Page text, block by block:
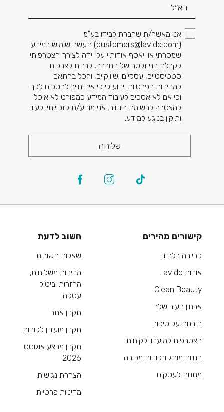
אני מאשר/ת שחברת לבידו בע"מ
(
customers@lavido.com) תעשה שימוש במידע
שמסרתי או ייאסף אודותיי על-ידה לצורך הצטרפותי
לקבלת הניוזלטר של החברה, לרבות לצרכים
סטטיסטיים, עסקיים ושיווקיים, והכל בהתאם
למדיניות הפרטיות. ידוע לי כי איני חייב להסכים לכך
וכי אם לא אסכים לעיבוד המידע כמפורט לא אוכל
להצטרף לרשימת הדיוור. אני מודע/ת לזכויותיי לעיון
ותיקון בנוגע למידע.
שליחה
קישורים מהירים
קריירה בלבידו
אודות Lavido
Clean Beauty
אבחון העור שלך
תובנות על טיפוח
הצטרפות למועדון לקוחות
חנויות מותג ונקודות מכירה
מתנות לעסקים
חשוב לדעת
שאלות תשובות
מדיניות משלוחים,
החזרות וביטול
עסקה
תקנון אתר
תקנון מועדון לקוחות
תקנון מבצע אוגוסט
2026
הצהרת נגישות
מדיניות פרטיות